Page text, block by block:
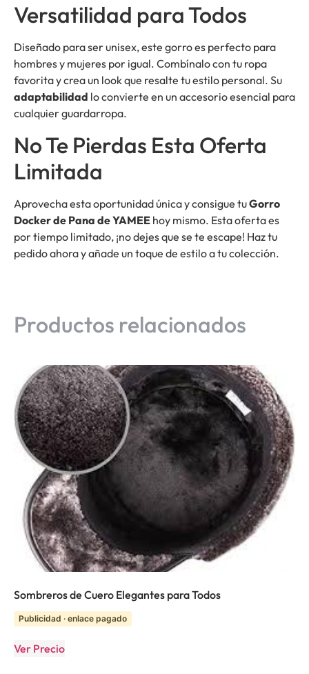
Versatilidad para Todos
Diseñado para ser unisex, este gorro es perfecto para
hombres y mujeres por igual. Combínalo con tu ropa
favorita y crea un look que resalte tu estilo personal. Su
adaptabilidad lo convierte en un accesorio esencial para
cualquier guardarropa.
No Te Pierdas Esta Oferta
Limitada
Aprovecha esta oportunidad única y consigue tuGorro
Docker de Pana de YAMEE hoy mismo. Esta oferta es
por tiempo limitado, ¡no dejes que se te escape! Haz tu
pedido ahora y añade un toque de estilo a tu colección.
Productos relacionados
Sombreros de Cuero Elegantes para Todos
Publicidad · enlace pagado
Ver Precio